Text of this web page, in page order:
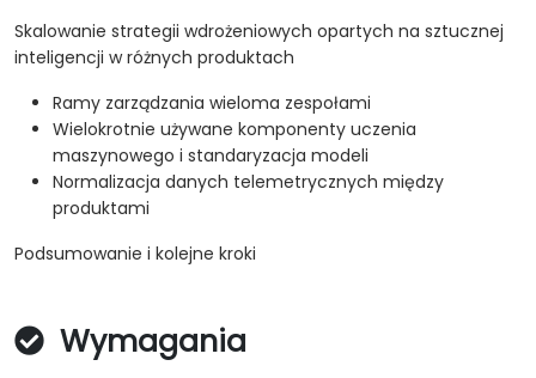
Skalowanie strategii wdrożeniowych opartych na sztucznej
inteligencji w różnych produktach
Ramy zarządzania wieloma zespołami
Wielokrotnie używane komponenty uczenia
maszynowego i standaryzacja modeli
Normalizacja danych telemetrycznych między
produktami
Podsumowanie i kolejne kroki
Wymagania